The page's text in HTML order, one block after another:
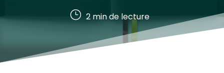
} 2min de lecture